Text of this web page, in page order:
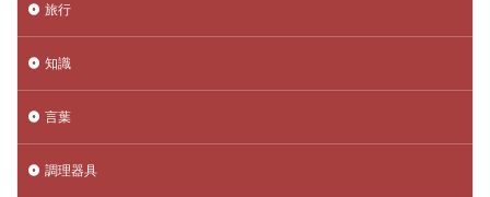
旅行
知識
言葉
調理器具